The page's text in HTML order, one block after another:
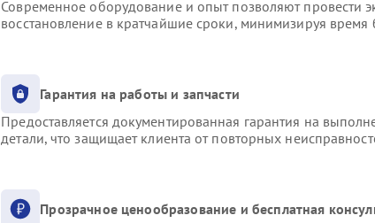
Современное оборудование и опыт позволяют провести
восстановление в кратчайшие сроки, минимизируя время
Гарантия на работы и запчасти
Предоставляется документированная гарантия на
детали, что защищает клиента от повторных
Прозрачное ценообразование и бесплатная